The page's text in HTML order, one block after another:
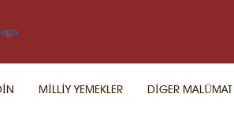
MİLLİY YEMEKLER DİGER MALÜMAT